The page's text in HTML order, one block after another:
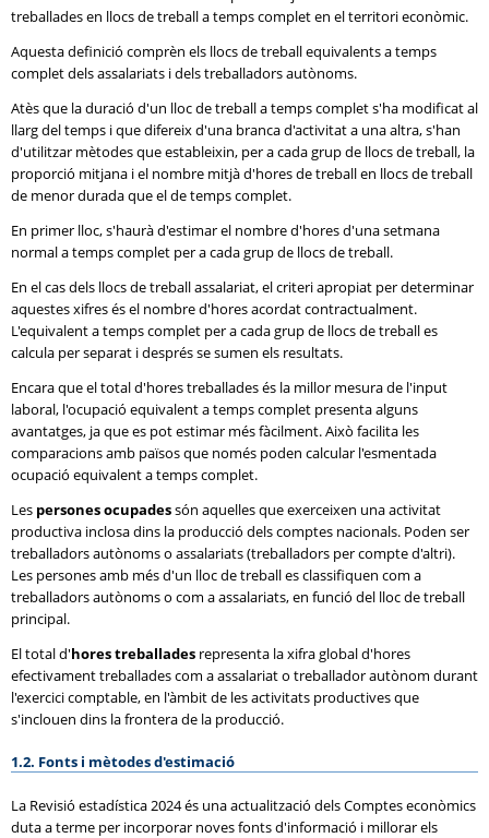
treballades en llocs de treball a temps complet en el territori econòmic.
Aquesta definició comprèn els llocs de treball equivalents a temps
complet dels assalariats i dels treballadors autònoms.
Atès que la duració d'un lloc de treball a temps complet s'ha modificat al
llarg del temps i que difereix d'una branca d'activitat a una altra, s'han
d'utilitzar mètodes que estableixin, per a cada grup de llocs de treball, la
proporció mitjana i el nombre mitjà d'hores de treball en llocs de treball
de menor durada que el de temps complet.
En primer lloc, s'haurà d'estimar el nombre d'hores d'una setmana
normal a temps complet per a cada grup de llocs de treball.
En el cas dels llocs de treball assalariat, el criteri apropiat per determinar
aquestes xifres és el nombre d'hores acordat contractualment.
L'equivalent a temps complet per a cada grup de llocs de treball es
calcula per separat i després se sumen els resultats.
Encara que el total d'hores treballades és la millor mesura de l'input
laboral, l'ocupació equivalent a temps complet presenta alguns
avantatges, ja que es pot estimar més fàcilment. Això facilita les
comparacions amb països que només poden calcular l'esmentada
ocupació equivalent a temps complet.
Les persones ocupadessón aquelles que exerceixen una activitat
productiva inclosa dins la producció dels comptes nacionals. Poden ser
treballadors autònoms o assalariats (treballadors per compte d'altri).
Les persones amb més d'un lloc de treball es classifiquen com a
treballadors autònoms o com a assalariats, en funció del lloc de treball
principal.
El total d'hores treballades representa la xifra global d'hores
efectivament treballades com a assalariat o treballador autònom durant
l'exercici comptable, en l'àmbit de les activitats productives que
s'inclouen dins la frontera de la producció.
1.2. Fonts i mètodes d'estimació
La Revisió estadística 2024 és una actualització dels Comptes econòmics
duta a terme per incorporar noves fonts d'informació i millorar els